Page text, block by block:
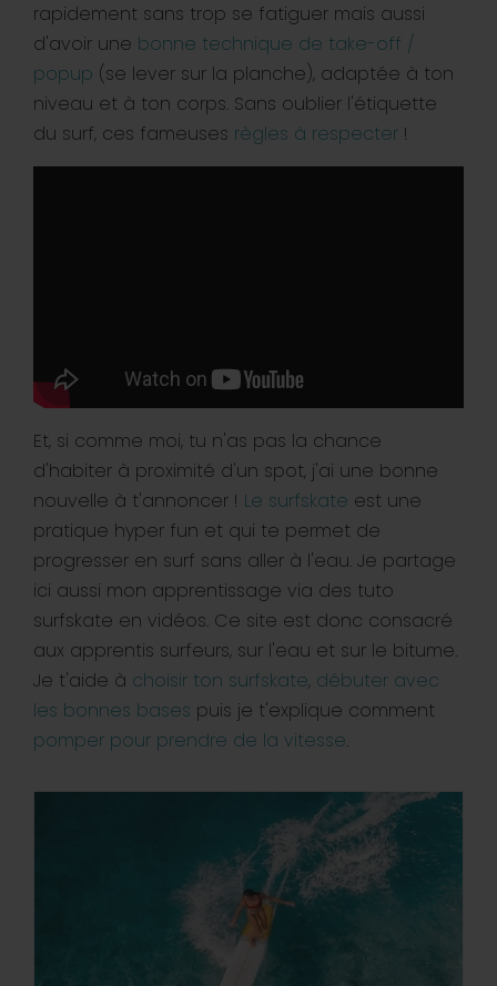
rapidement sans trop se fatiguer mais aussi
d'avoir une bonne technique de take-off /
popup (se lever sur la planche), adaptée à ton
niveau et à ton corps. Sans oublier l'étiquette
du surf, ces fameuses règles à respecter !
Et, si comme moi, tu n'as pas la chance
d'habiter à proximité d'un spot, j'ai une bonne
nouvelle à t'annoncer ! Le surfskate est une
pratique hyper fun et qui te permet de
progresser en surf sans aller à l'eau. Je partage
ici aussi mon apprentissage via des tuto
surfskate en vidéos. Ce site est donc consacré
aux apprentis surfeurs, sur l'eau et sur le bitume.
Je t'aide à choisir ton surfskate, débuter avec
les bonnes bases puis je t'explique comment
pomper pour prendre de la vitesse.